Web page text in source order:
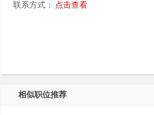
联系方式：
点击查看
相似职位推荐